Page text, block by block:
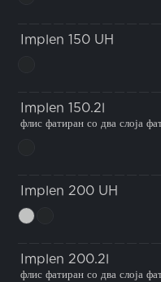
Implen 150 UH
Implen 150.2l
флис фатиран со два слоја
Implen 200 UH
Implen 200.2l
флис фатиран со два слоја